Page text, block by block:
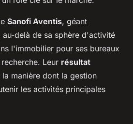
Sanofi Aventis, géant
au-delà de sa sphère d'activité
l'immobilier pour ses bureaux
Leur résultat
la manière dont la gestion
les activités principales